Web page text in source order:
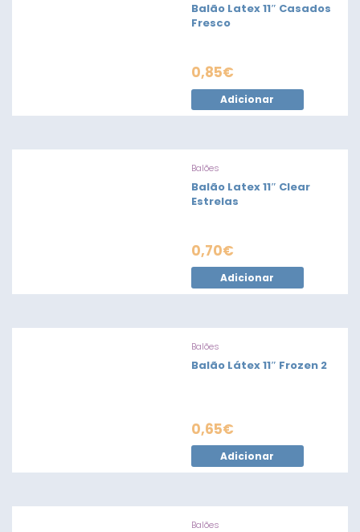
Balão Latex 11″ Casados
Fresco
0,85€
Adicionar
Balões
Balão Latex 11″ Clear
Estrelas
0,70€
Adicionar
Balões
Balão Látex 11″ Frozen 2
0,65€
Adicionar
Balões